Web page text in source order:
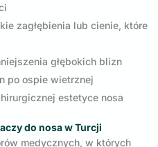
zagłębienia lub cienie, które
głębokich blizn
po ospie wietrznej
estetyce nosa
do nosa w Turcji
medycznych, w których